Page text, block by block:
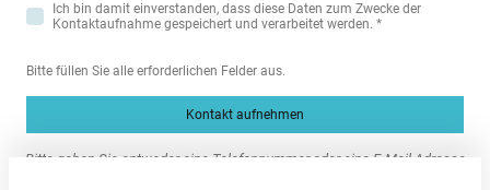
Ich bin damit einverstanden, dass diese Daten zum Zwecke der
Kontaktaufnahme gespeichert und verarbeitet werden. *
Bitte füllen Sie alle erforderlichen Felder aus.
Kontakt aufnehmen
Bitte geben Sie entweder eine Telefonnummer oder eine E-Mail Adresse